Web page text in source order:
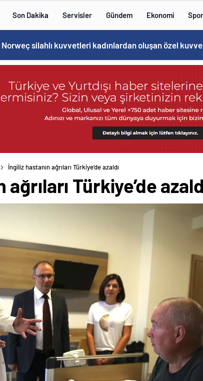
Son Dakika Servisler Gündem Ekonomi Spor
İngiliz hastanın ağrıları Türkiye’de azaldı
Türkiye’de